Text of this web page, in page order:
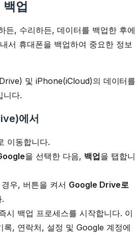
업
든, 수리하든, 데이터를 백업한 후에
서 휴대폰을 백업하여 중요한 정보
및 iPhone(iCloud)의 데이터를
니다.
에서
이동합니다.
을 선택한 다음, 백업을 탭합니
우, 버튼을 켜서 Google Drive로
시 백업 프로세스를 시작합니다. 이
록, 연락처, 설정 및 Google 계정에